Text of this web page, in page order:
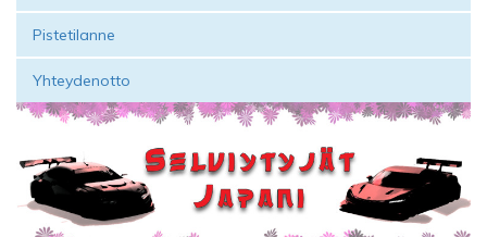
Pistetilanne
Yhteydenotto